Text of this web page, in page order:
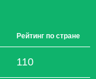
Рейтинг по стране
110